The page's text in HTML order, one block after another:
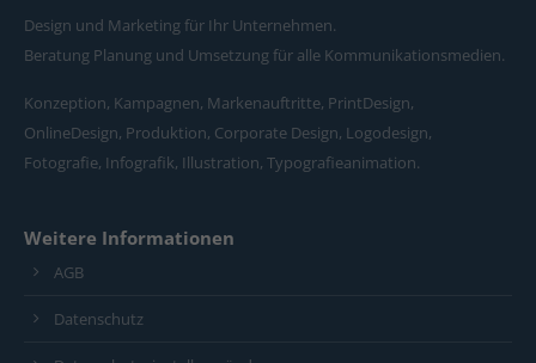
Design und Marketing für Ihr Unternehmen.
Beratung Planung und Umsetzung für alle Kommunikationsmedien.
Konzeption, Kampagnen, Markenauftritte, PrintDesign,
OnlineDesign, Produktion, Corporate Design, Logodesign,
Fotografie, Infografik, Illustration, Typografieanimation.
Weitere Informationen
AGB
Datenschutz